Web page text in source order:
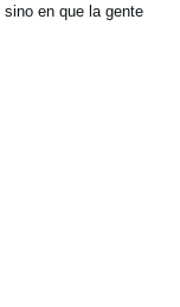
en que la gente